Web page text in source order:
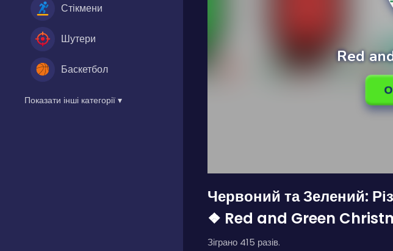
Стікмени
Шутери
Баскетбол
Показати інші категорії ▾
Червоний та Зелений:
❖ Red and Green
Зіграно 415 разів.